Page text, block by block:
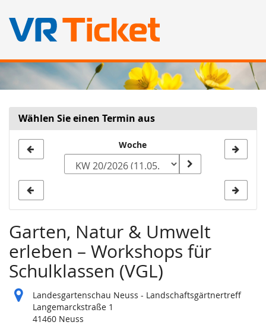
springen
Wählen Sie einen Termin aus
zur
Woche
Garten, Natur & Umwelt
erleben – Workshops für
Schulklassen (VGL)
Landesgartenschau Neuss - Landschaftsgärtnertreff
Langemarckstraße 1
41460 Neuss